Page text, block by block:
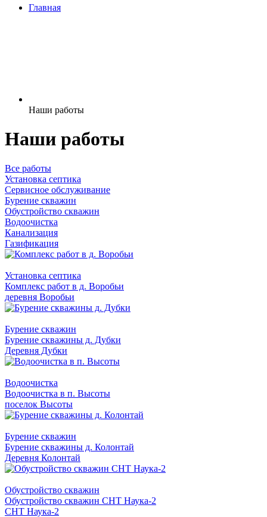
Главная
Наши работы
Наши работы
Все работы
Установка септика
Сервисное обслуживание
Бурение скважин
Обустройство скважин
Водоочистка
Канализация
Газификация
Установка септика
Комплекс работ в д. Воробьи
деревня Воробьи
Бурение скважин
Бурение скважины д. Дубки
Деревня Дубки
Водоочистка
Водоочистка в п. Высоты
поселок Высоты
Бурение скважин
Бурение скважины д. Колонтай
Деревня Колонтай
Обустройство скважин
Обустройство скважин СНТ Наука-2
СНТ Наука-2